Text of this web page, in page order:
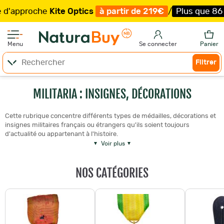
Kite Optics à partir de 219€ / Plus que 86
Menu Se connecter Panier
Filtrer
MILITARIA : INSIGNES, DÉCORATIONS
Cette rubrique concentre différents types de médailles, décorations et
insignes militaires français ou étrangers qu'ils soient toujours
d'actualité ou appartenant à l'histoire.
Voir plus
NOS CATÉGORIES